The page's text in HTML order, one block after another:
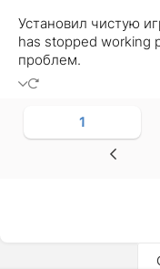
Установил чистую
has stopped working
проблем.
1